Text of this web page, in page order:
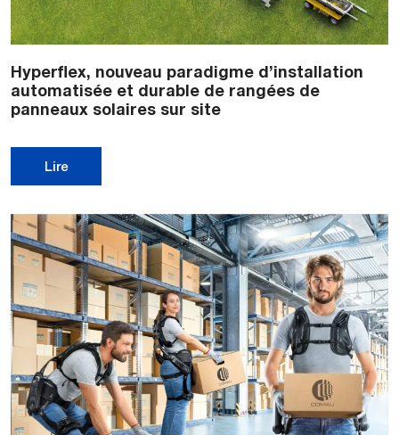
Hyperflex, nouveau paradigme d’installation
automatisée et durable de rangées de
panneaux solaires sur site
Lire